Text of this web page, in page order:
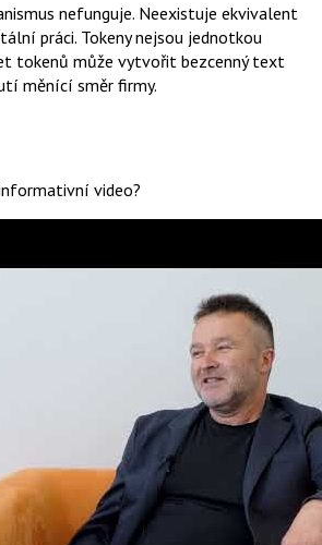
nefunguje. Neexistuje ekvivalent
práci. Tokeny nejsou jednotkou
tokenů může vytvořit bezcenný text
měnící směr firmy.
video?